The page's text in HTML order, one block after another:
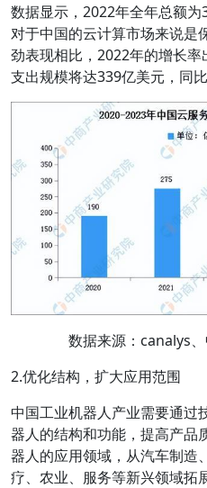
数据显示，2022年全年总额为
对于中国的云计算市场来说是
劲表现相比，2022年的增长
支出规模将达339亿美元，同比
数据来源：canalys
2.优化结构，扩大应用范围
中国工业机器人产业需要通过
器人的结构和功能，提高产品
器人的应用领域，从汽车制造
疗、农业、服务等新兴领域拓